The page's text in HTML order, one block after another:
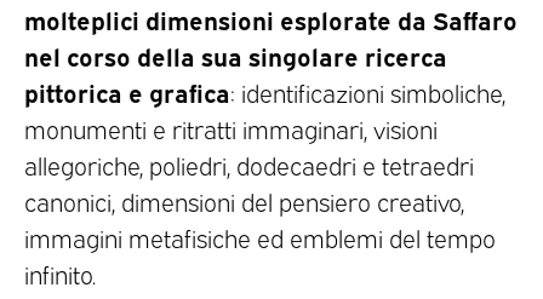
molteplici dimensioni esplorate da Saffaro
nel corso della sua singolare ricerca
pittorica e grafica: identificazioni simboliche,
monumenti e ritratti immaginari, visioni
allegoriche, poliedri, dodecaedri e tetraedri
canonici, dimensioni del pensiero creativo,
immagini metafisiche ed emblemi del tempo
infinito.